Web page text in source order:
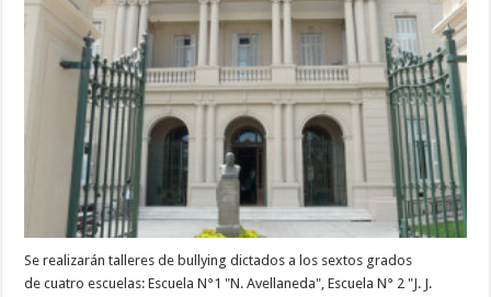
Se realizarán talleres de bullying dictados a los sextos grados
de cuatro escuelas: Escuela N°1 "N. Avellaneda", Escuela N° 2 "J. J.